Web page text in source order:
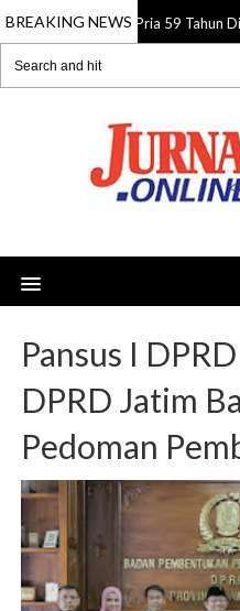
BREAKING NEWS
08 Aug 2026 Pria 59 Tahun
Pansus I
DPRD Jatim
Pedoman